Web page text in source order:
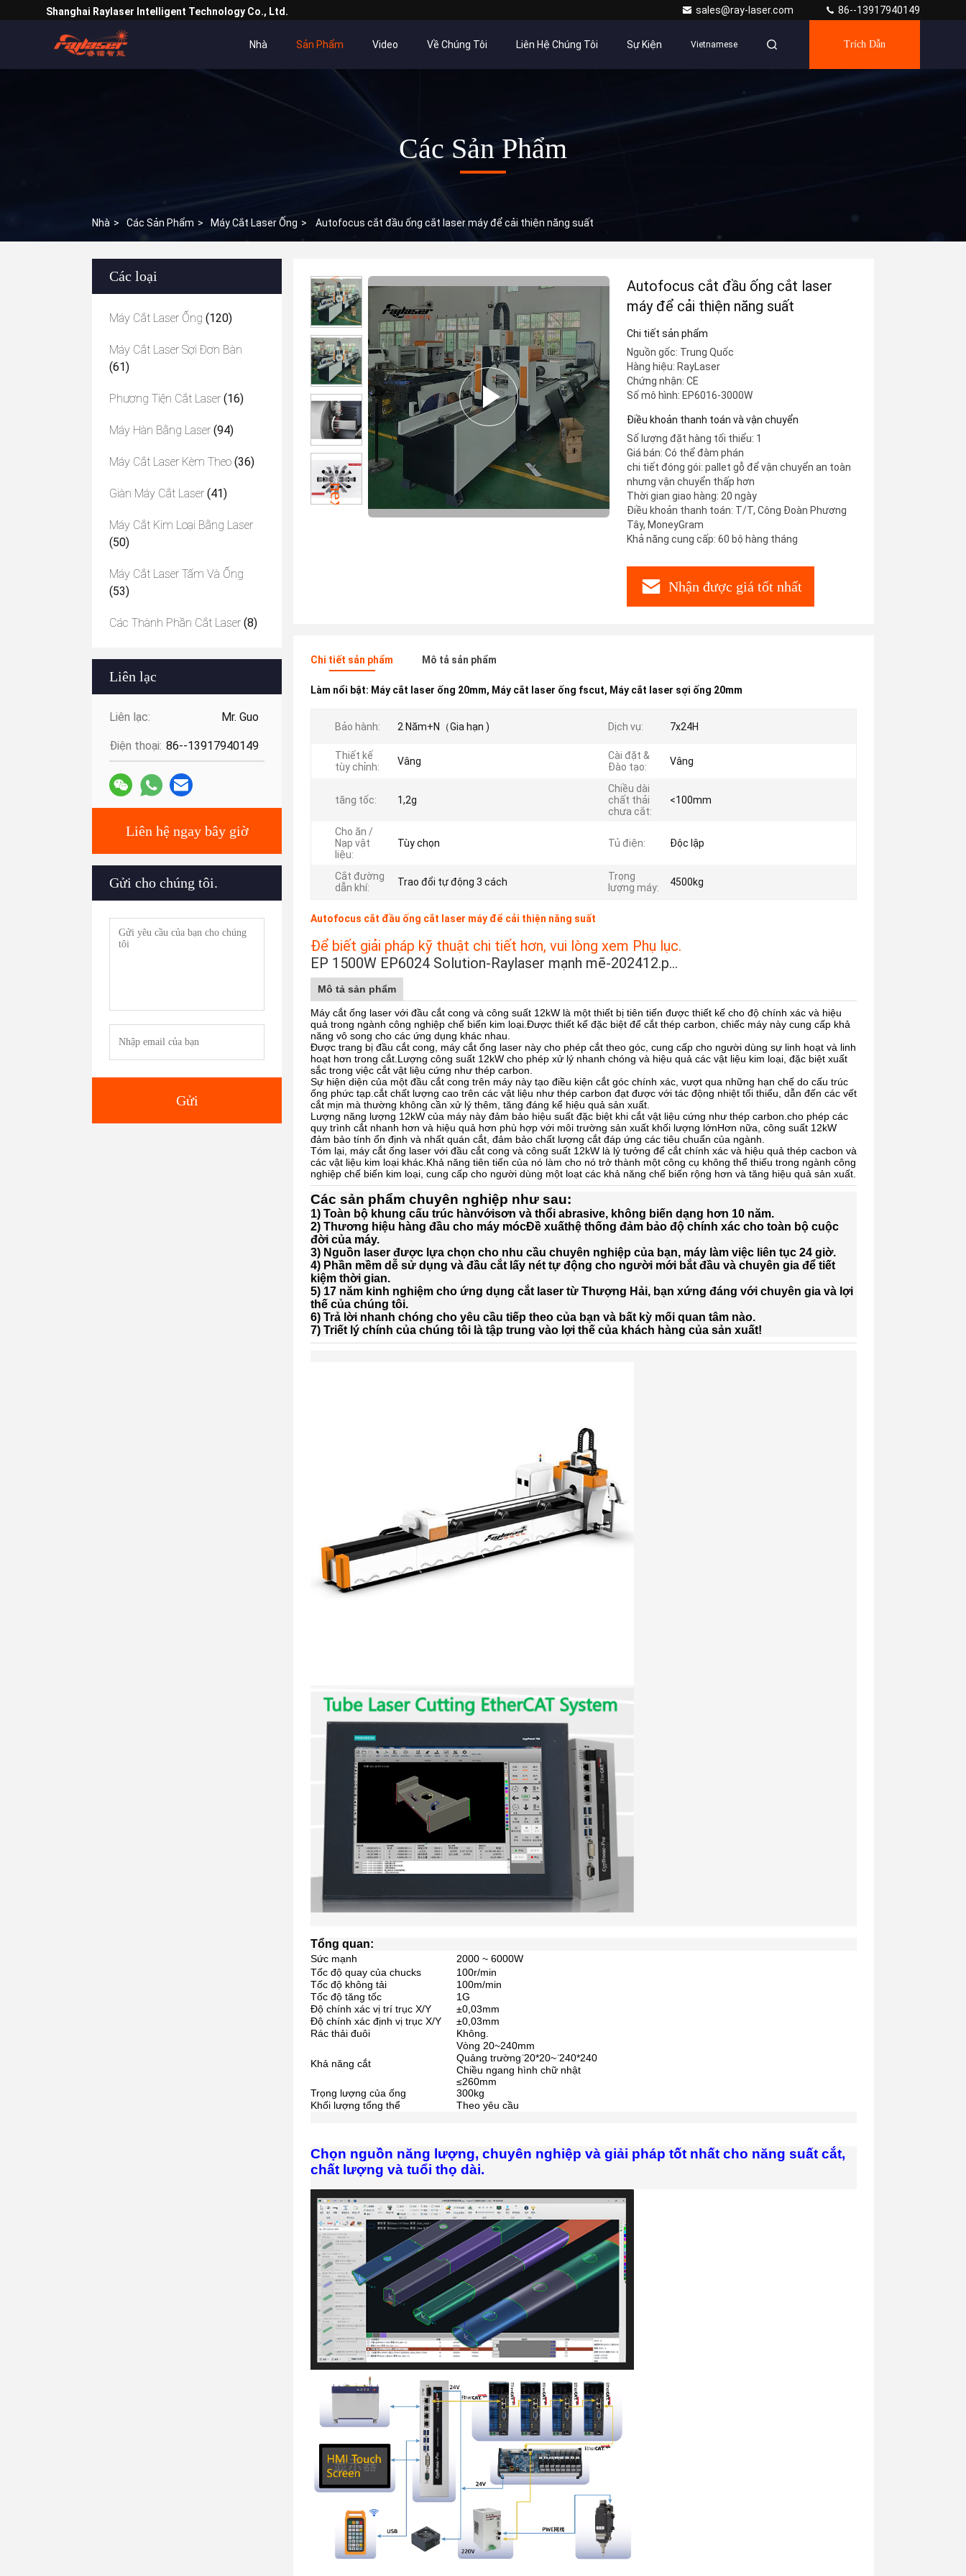
Shanghai Raylaser Intelligent Technology Co., Ltd. sales@ray-laser.com 86--13917940149
Nhà Sản Phẩm Video Về Chúng Tôi Liên Hệ Chúng Tôi Sự Kiện Vietnamese Trích Dẫn
Các Sản Phẩm
Nhà > Các Sản Phẩm > Máy Cắt Laser Ống > Autofocus cắt đầu ống cắt laser máy để cải thiện năng suất
Các loại
Máy Cắt Laser Ống (120)
Máy Cắt Laser Sợi Đơn Bàn
(61)
Phương Tiện Cắt Laser (16)
Máy Hàn Bằng Laser (94)
Máy Cắt Laser Kèm Theo (36)
Giàn Máy Cắt Laser (41)
Máy Cắt Kim Loại Bằng Laser
(50)
Máy Cắt Laser Tấm Và Ống
(53)
Các Thành Phần Cắt Laser (8)
Liên lạc
Liên lạc: Mr. Guo
Điện thoại: 86--13917940149
Liên hệ ngay bây giờ
Gửi cho chúng tôi.
Gửi
Autofocus cắt đầu ống cắt laser
máy để cải thiện năng suất
Chi tiết sản phẩm
Nguồn gốc: Trung Quốc
Hàng hiệu: RayLaser
Chứng nhận: CE
Số mô hình: EP6016-3000W
Điều khoản thanh toán và vận chuyển
Số lượng đặt hàng tối thiểu: 1
Giá bán: Có thể đàm phán
chi tiết đóng gói: pallet gỗ để vận chuyển an toàn
nhưng vận chuyển thấp hơn
Thời gian giao hàng: 20 ngày
Điều khoản thanh toán: T/T, Công Đoàn Phương
Tây, MoneyGram
Khả năng cung cấp: 60 bộ hàng tháng
Nhận được giá tốt nhất
Chi tiết sản phẩm Mô tả sản phẩm
Làm nổi bật: Máy cắt laser ống 20mm, Máy cắt laser ống fscut, Máy cắt laser sợi ống 20mm
Bảo hành: 2 Năm+N（Gia hạn ) Dịch vụ: 7x24H
Thiết kế
tùy chỉnh:
Vâng
Cài đặt &
Đào tạo:
Vâng
tăng tốc: 1,2g
Chiều dài
chất thải
chưa cắt:
<100mm
Cho ăn /
Nạp vật
liệu:
Tùy chọn Tủ điện: Độc lập
Cắt đường
dẫn khí:
Trao đổi tự động 3 cách
Trọng
lượng máy:
4500kg
Autofocus cắt đầu ống cắt laser máy để cải thiện năng suất
Để biết giải pháp kỹ thuật chi tiết hơn, vui lòng xem Phụ lục.
EP 1500W EP6024 Solution-Raylaser mạnh mẽ-202412.p...
Mô tả sản phẩm
Máy cắt ống laser với đầu cắt cong và công suất 12kW là một thiết bị tiên tiến được thiết kế cho độ chính xác và hiệu
quả trong ngành công nghiệp chế biến kim loại.Được thiết kế đặc biệt để cắt thép carbon, chiếc máy này cung cấp khả
năng vô song cho các ứng dụng khác nhau.
Được trang bị đầu cắt cong, máy cắt ống laser này cho phép cắt theo góc, cung cấp cho người dùng sự linh hoạt và linh
hoạt hơn trong cắt.Lượng công suất 12kW cho phép xử lý nhanh chóng và hiệu quả các vật liệu kim loại, đặc biệt xuất
sắc trong việc cắt vật liệu cứng như thép carbon.
Sự hiện diện của một đầu cắt cong trên máy này tạo điều kiện cắt góc chính xác, vượt qua những hạn chế do cấu trúc
ống phức tạp.cắt chất lượng cao trên các vật liệu như thép carbon đạt được với tác động nhiệt tối thiểu, dẫn đến các vết
cắt mịn mà thường không cần xử lý thêm, tăng đáng kể hiệu quả sản xuất.
Lượng năng lượng 12kW của máy này đảm bảo hiệu suất đặc biệt khi cắt vật liệu cứng như thép carbon.cho phép các
quy trình cắt nhanh hơn và hiệu quả hơn phù hợp với môi trường sản xuất khối lượng lớnHơn nữa, công suất 12kW
đảm bảo tính ổn định và nhất quán cắt, đảm bảo chất lượng cắt đáp ứng các tiêu chuẩn của ngành.
Tóm lại, máy cắt ống laser với đầu cắt cong và công suất 12kW là lý tưởng để cắt chính xác và hiệu quả thép cacbon và
các vật liệu kim loại khác.Khả năng tiên tiến của nó làm cho nó trở thành một công cụ không thể thiếu trong ngành công
nghiệp chế biến kim loại, cung cấp cho người dùng một loạt các khả năng chế biến rộng hơn và tăng hiệu quả sản xuất.
Các sản phẩm chuyên nghiệp như sau:
1) Toàn bộ khung cấu trúc hànvớisơn và thổi abrasive, không biến dạng hơn 10 năm.
2) Thương hiệu hàng đầu cho máy mócĐề xuấthệ thống đảm bảo độ chính xác cho toàn bộ cuộc
đời của máy.
3) Nguồn laser được lựa chọn cho nhu cầu chuyên nghiệp của bạn, máy làm việc liên tục 24 giờ.
4) Phần mềm dễ sử dụng và đầu cắt lấy nét tự động cho người mới bắt đầu và chuyên gia để tiết
kiệm thời gian.
5) 17 năm kinh nghiệm cho ứng dụng cắt laser từ Thượng Hải, bạn xứng đáng với chuyên gia và lợi
thế của chúng tôi.
6) Trả lời nhanh chóng cho yêu cầu tiếp theo của bạn và bất kỳ mối quan tâm nào.
7) Triết lý chính của chúng tôi là tập trung vào lợi thế của khách hàng của sản xuất!
Tổng quan:
Sức mạnh
2000 ~ 6000W
Tốc độ quay của chucks
100r/min
Tốc độ không tải
100m/min
Tốc độ tăng tốc
1G
Độ chính xác vị trí trục X/Y
±0,03mm
Độ chính xác định vị trục X/Y
±0,03mm
Rác thải đuôi
Không.
Khả năng cắt
Vòng 20~240mm
Quảng trường ̈20*20~ ̈240*240
Chiều ngang hình chữ nhật
≤260mm
Trọng lượng của ống
300kg
Khối lượng tổng thể
Theo yêu cầu
Chọn nguồn năng lượng, chuyên nghiệp và giải pháp tốt nhất cho năng suất cắt,
chất lượng và tuổi thọ dài.